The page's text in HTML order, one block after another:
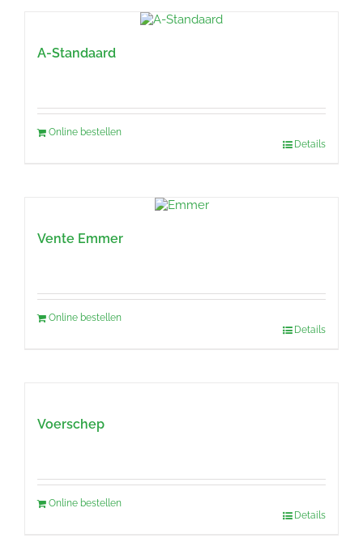
A-Standaard
Online bestellen
Details
Vente Emmer
Online bestellen
Details
Voerschep
Online bestellen
Details